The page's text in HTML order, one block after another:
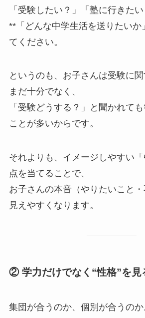
「受験したい？」「塾に行きたい
**「どんな中学生活を送りたいか
てください。
というのも、お子さんは受験に
まだ十分でなく、
「受験どうする？」と聞かれて
ことが多いからです。
それよりも、イメージしやすい
点を当てることで、
お子さんの本音（やりたいこと
見えやすくなります。
② 学力だけでなく“性格”を見
集団が合うのか、個別が合うのか